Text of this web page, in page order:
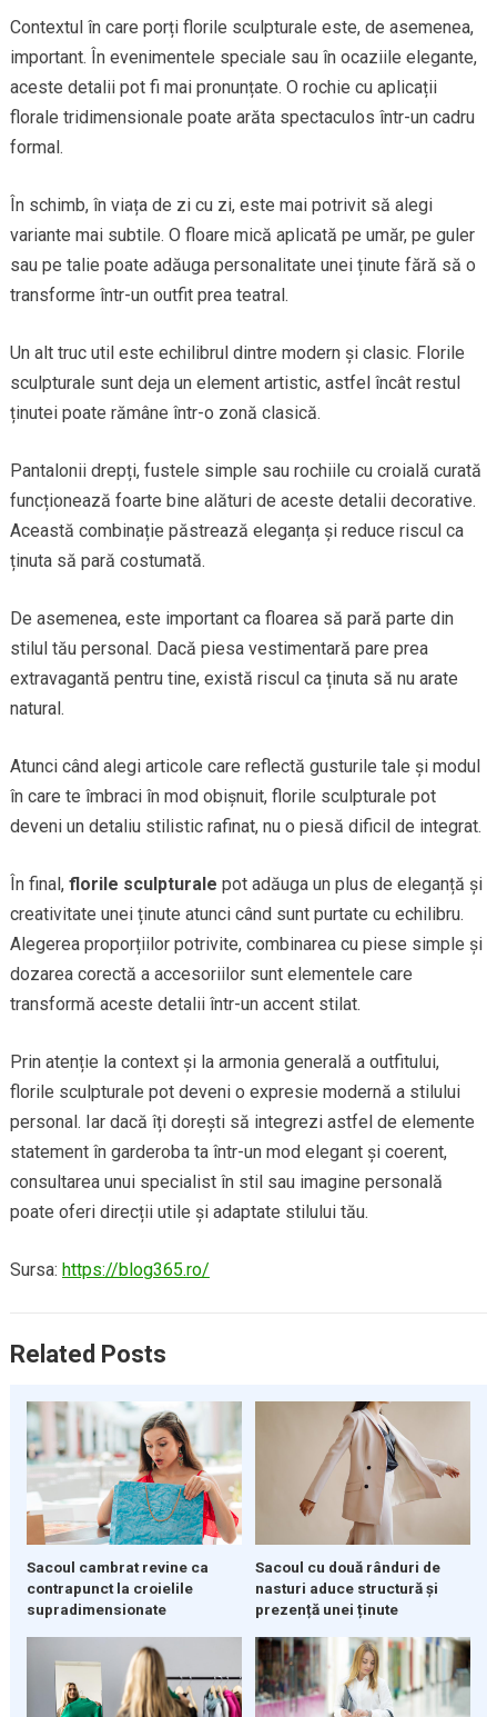
Contextul în care porți florile sculpturale este, de asemenea,
important. În evenimentele speciale sau în ocaziile elegante,
aceste detalii pot fi mai pronunțate. O rochie cu aplicații
florale tridimensionale poate arăta spectaculos într-un cadru
formal.
În schimb, în viața de zi cu zi, este mai potrivit să alegi
variante mai subtile. O floare mică aplicată pe umăr, pe guler
sau pe talie poate adăuga personalitate unei ținute fără să o
transforme într-un outfit prea teatral.
Un alt truc util este echilibrul dintre modern și clasic. Florile
sculpturale sunt deja un element artistic, astfel încât restul
ținutei poate rămâne într-o zonă clasică.
Pantalonii drepți, fustele simple sau rochiile cu croială curată
funcționează foarte bine alături de aceste detalii decorative.
Această combinație păstrează eleganța și reduce riscul ca
ținuta să pară costumată.
De asemenea, este important ca floarea să pară parte din
stilul tău personal. Dacă piesa vestimentară pare prea
extravagantă pentru tine, există riscul ca ținuta să nu arate
natural.
Atunci când alegi articole care reflectă gusturile tale și modul
în care te îmbraci în mod obișnuit, florile sculpturale pot
deveni un detaliu stilistic rafinat, nu o piesă dificil de integrat.
În final, florile sculpturale pot adăuga un plus de eleganță și
creativitate unei ținute atunci când sunt purtate cu echilibru.
Alegerea proporțiilor potrivite, combinarea cu piese simple și
dozarea corectă a accesoriilor sunt elementele care
transformă aceste detalii într-un accent stilat.
Prin atenție la context și la armonia generală a outfitului,
florile sculpturale pot deveni o expresie modernă a stilului
personal. Iar dacă îți dorești să integrezi astfel de elemente
statement în garderoba ta într-un mod elegant și coerent,
consultarea unui specialist în stil sau imagine personală
poate oferi direcții utile și adaptate stilului tău.
Sursa: https://blog365.ro/
Related Posts
Sacoul cambrat revine ca
contrapunct la croielile
supradimensionate
Sacoul cu două rânduri de
nasturi aduce structură și
prezență unei ținute